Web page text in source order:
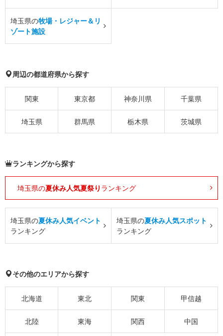
埼玉県の牧場・レジャー＆リ
ゾート施設
周辺の都道府県から探す
関東 東京都 神奈川県 千葉県
埼玉県 群馬県 栃木県 茨城県
ランキングから探す
埼玉県の夏休み人気夏祭り ランキング
埼玉県の夏休み人気イベント
ランキング
埼玉県の夏休み人気スポット
ランキング
その他のエリアから探す
北海道 東北 関東 甲信越
北陸 東海 関西 中国